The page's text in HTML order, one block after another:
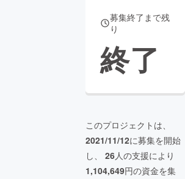
募集終了まで残
り
終了
このプロジェクトは、
2021/11/12に募集を開始
し、 26人の支援により
1,104,649円の資金を集